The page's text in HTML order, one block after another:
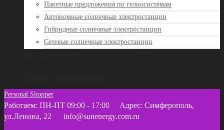
Пакетные предложения по гелиосистемам
Автономные солнечные электростанции
Гибридные солнечные электростанции
Сетевые солнечные электростанции
Personal Shopper
Работаем: ПН-ПТ 09:00 - 17:00
Адрес: Симферополь,
ул.Ленина, 22
info@sunenergy.com.ru